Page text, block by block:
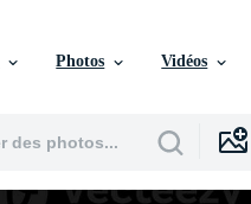
Photos Vidéos